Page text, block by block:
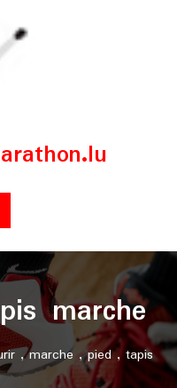
marche
,marche ,pied,tapis